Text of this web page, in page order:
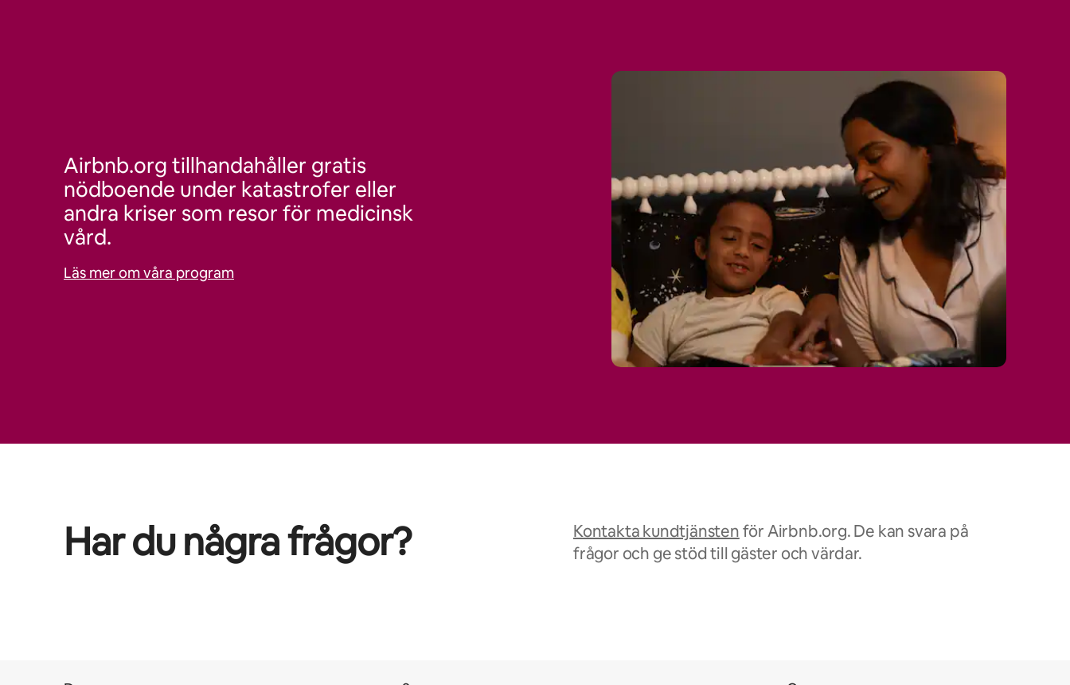
Airbnb.org tillhandahåller gratis
nödboende under katastrofer eller
andra kriser som resor för medicinsk
vård.
Läs mer om våra program
Har du några frågor? Kontakta kundtjänstenför Airbnb.org. De kan svara på
frågor och ge stöd till gäster och värdar.